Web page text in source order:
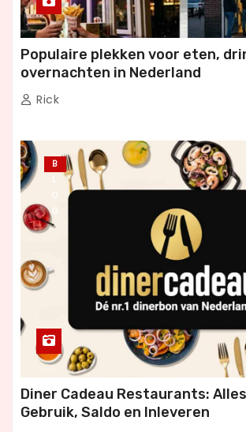
Populaire plekken voor eten,
overnachten in Nederland
Rick
B
L
O
G
Diner Cadeau Restaurants:
Gebruik, Saldo en Inleveren